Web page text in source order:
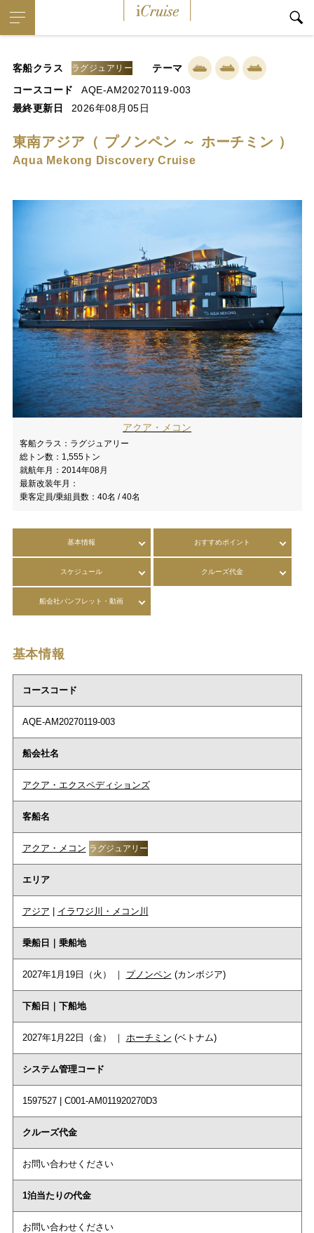
客船クラス ラグジュアリー
テーマ
コースコード
AQE-AM20270119-003
最終更新日
2026年08月05日
東南アジア（ プノンペン ～ ホーチミン ）
Aqua Mekong Discovery Cruise
アクア・メコン
客船クラス： ラグジュアリー
総トン数： 1,555トン
就航年月： 2014年08月
最新改装年月：
乗客定員/乗組員数： 40名 / 40名
基本情報 おすすめポイント
スケジュール クルーズ代金
船会社パンフレット・動画
基本情報
コースコード
AQE-AM20270119-003
船会社名
アクア・エクスペディションズ
客船名
アクア・メコン ラグジュアリー
エリア
アジア | イラワジ川・メコン川
乗船日｜乗船地
2027年1月19日（火） ｜ プノンペン (カンボジア)
下船日｜下船地
2027年1月22日（金） ｜ ホーチミン (ベトナム)
システム管理コード
1597527 | C001-AM011920270D3
クルーズ代金
お問い合わせください
1泊当たりの代金
お問い合わせください